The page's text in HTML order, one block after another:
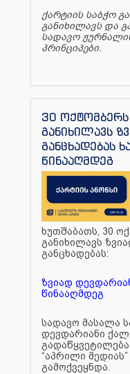
ქარტიის საბჭო
განიხილავს და
სადავო
პრინციპები.
30 ოქტომბერს
განიხილავს
განცხადებას
წინააღმდეგ
ხუთშაბათს, 30
განიხილავს
განცხადებას:
ზვიად
წინააღმდეგ
სადავო მასალა
დევდარიანი
“აპრილი
გამოქვეყნდა.